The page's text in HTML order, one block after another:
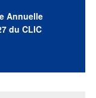
Annuelle
du CLIC